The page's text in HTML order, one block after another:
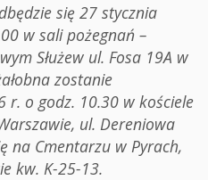
się 27 stycznia
w sali pożegnań –
Służew ul. Fosa 19A w
zostanie
o godz. 10.30 w kościele
ul. Dereniowa
na Cmentarzu w Pyrach,
kw. K-25-13.